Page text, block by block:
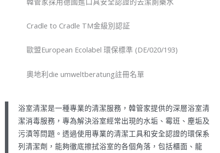
Cradle to Cradle TM金級別認証
歐盟European Ecolabel 環保標準 (DE/020/193)
奧地利die umweltberatung註冊名單
浴室清潔是一種專業的清潔服務，韓管家提供的深層浴室清
潔消毒服務，專為解決浴室經常出現的水垢、霉班、塵垢及
污漬等問題。透過使用專業的清潔工具和安全認證的環保系
列清潔劑，能夠徹底擦拭浴室的各個角落，包括櫃面、龍